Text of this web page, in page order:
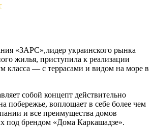
«ЗАРС»,лидер украинского рынка
жилья, приступила к реализации
класса — с террасами и видом на море в
собой концепт действительно
побережье, воплощает в себе более чем
и все преимущества домов
под брендом «Дома Каркашадзе».